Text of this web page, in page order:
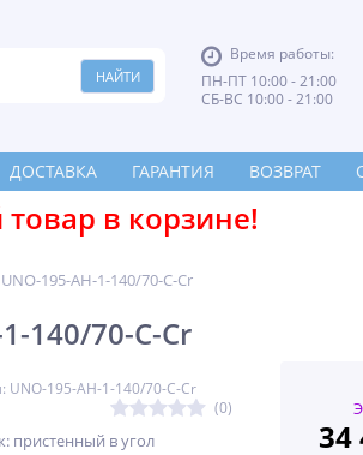
Время работы:
ПН-ПТ 10:00 - 21:00
СБ-ВС 10:00 - 21:00
ДОСТАВКА ГАРАНТИЯ ВОЗВРАТ
в корзине!
195-AH-1-140/70-C-Cr
140/70-C-Cr
UNO-195-AH-1-140/70-C-Cr
(0)
пристенный в угол
34